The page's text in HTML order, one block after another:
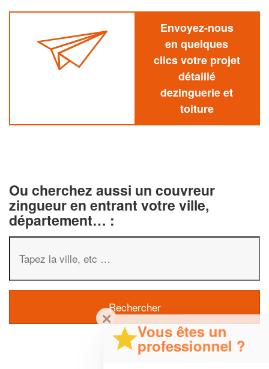
Envoyez-nous
en quelques
clics votre projet
détaillé
dezinguerie et
toiture
Ou cherchez aussi un couvreur
zingueur en entrant votre ville,
département… :
✕
Vous êtes un
professionnel ?